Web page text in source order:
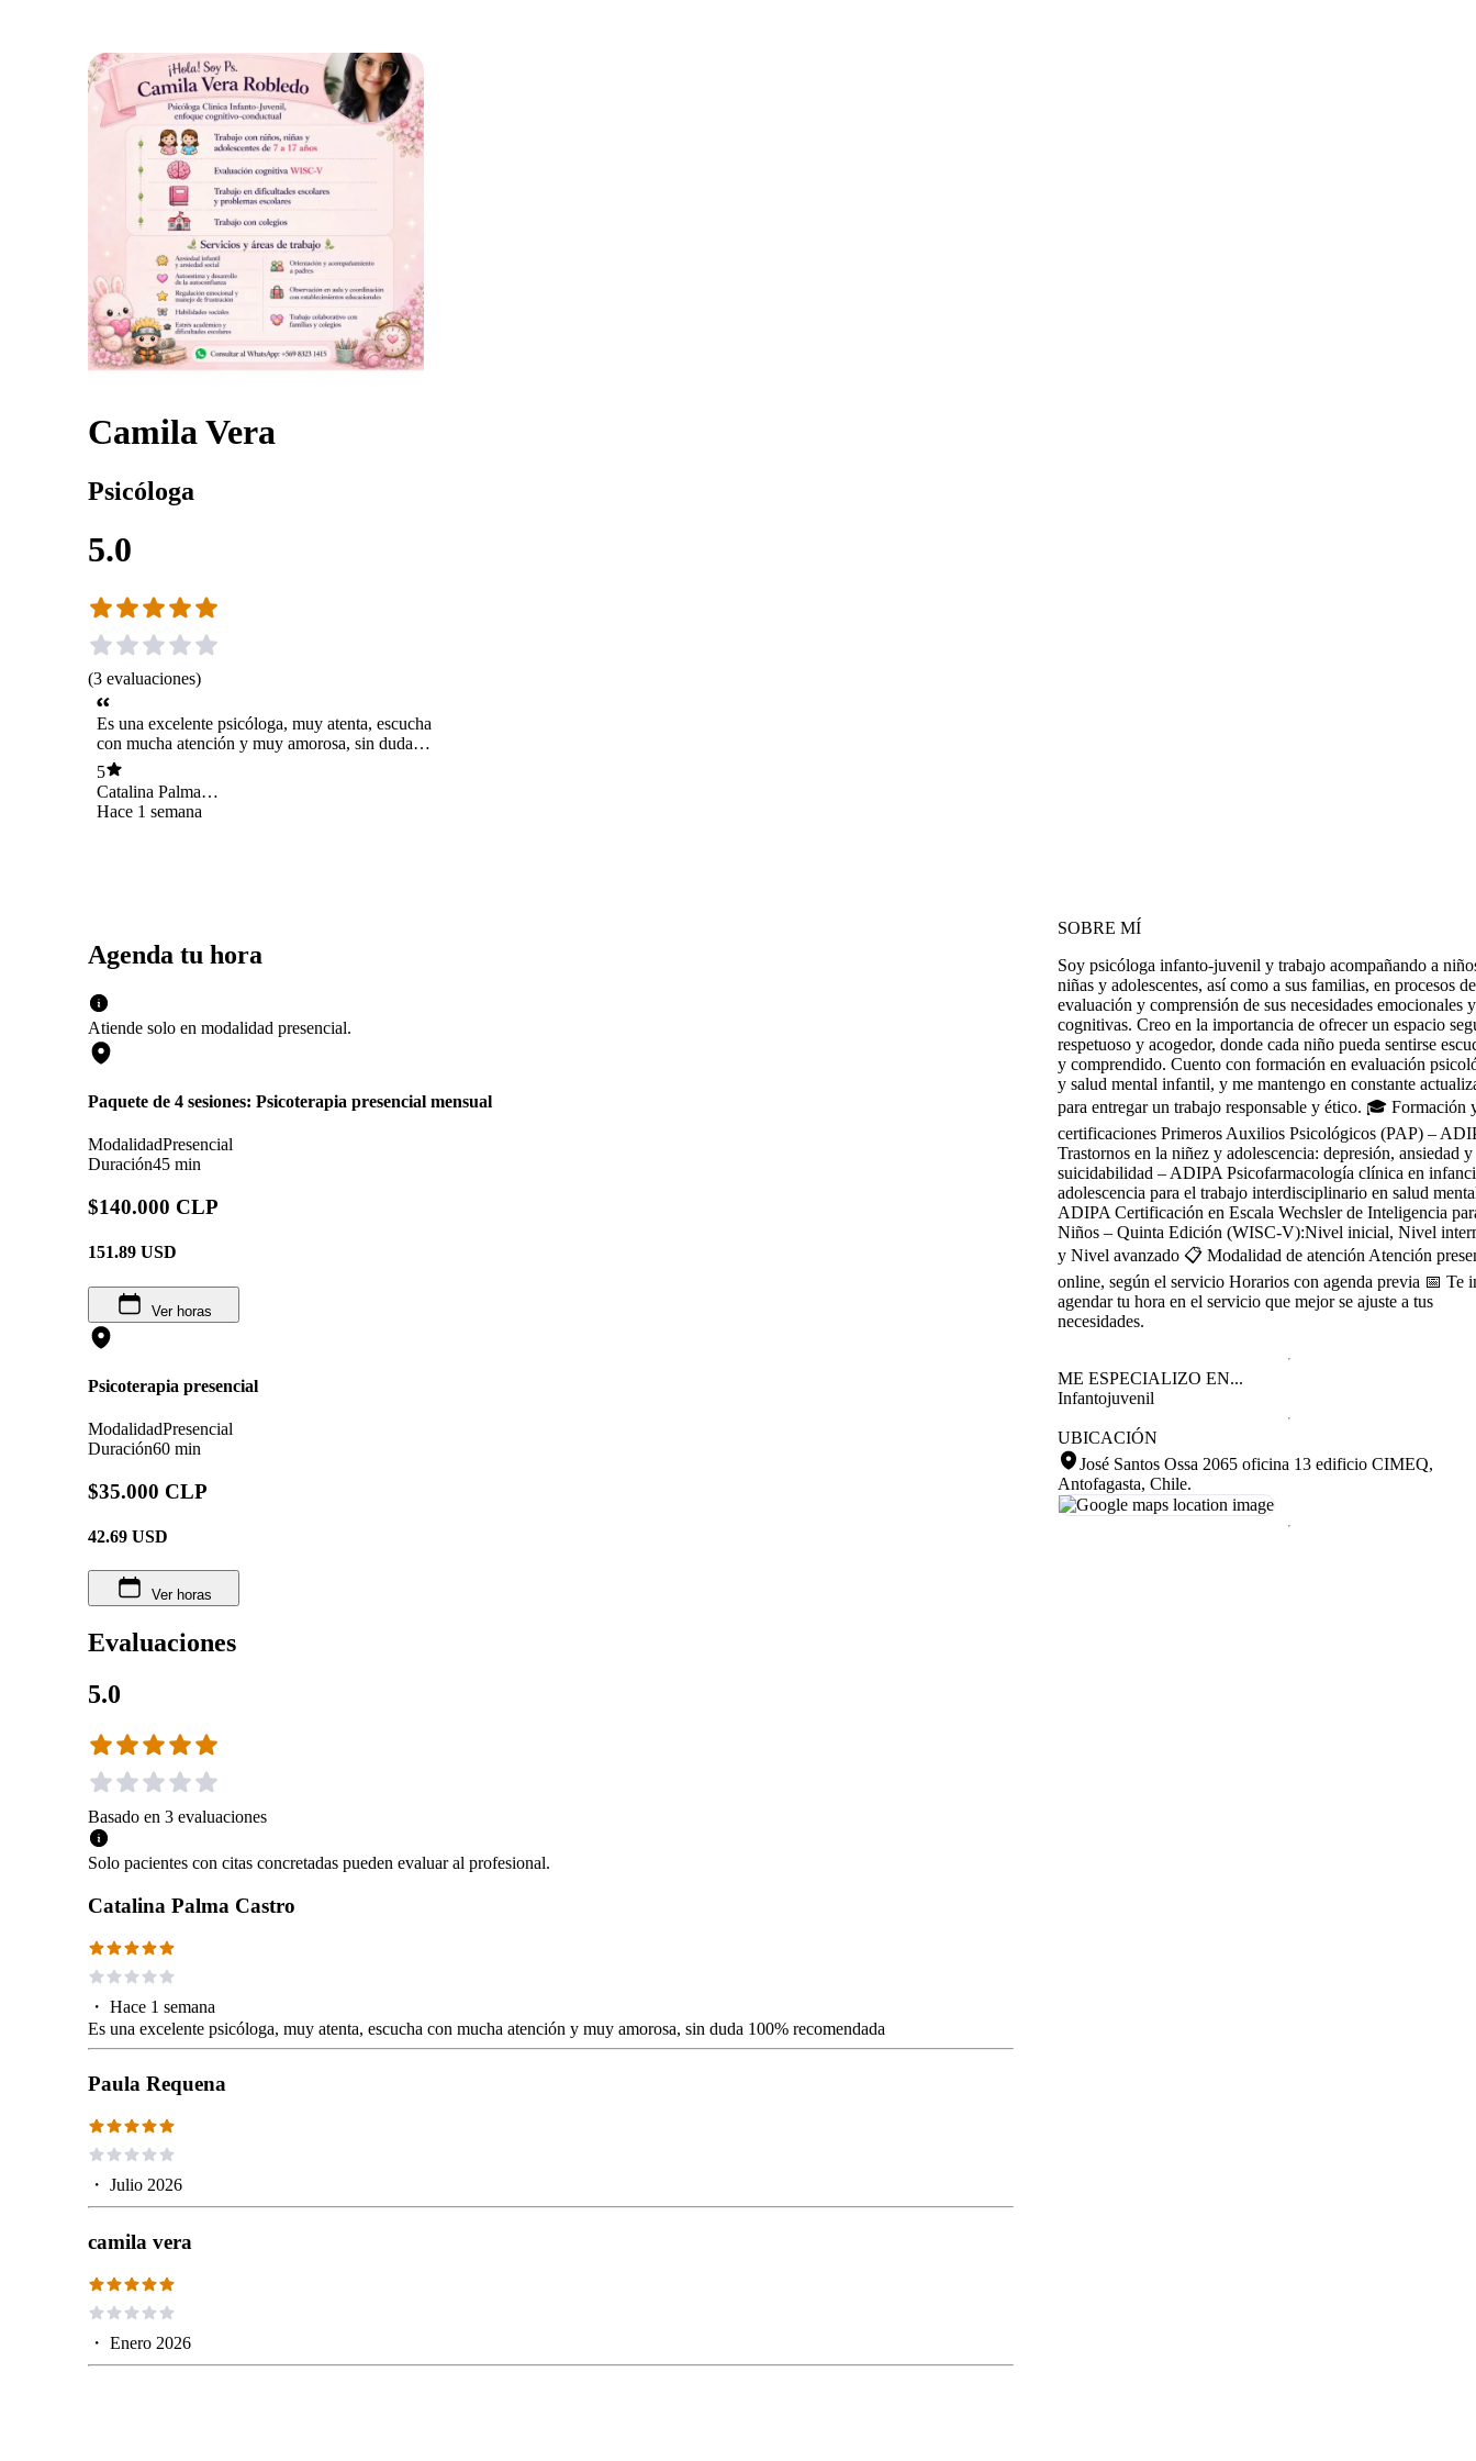
Camila Vera
Psicóloga
5.0
(3 evaluaciones)
Es una excelente psicóloga, muy atenta, escucha
con mucha atención y muy amorosa, sin duda
100% recomendada
5
Catalina Palma
Castro
Hace 1 semana
Agenda tu hora
Atiende solo en modalidad presencial.
Paquete de 4 sesiones: Psicoterapia presencial mensual
ModalidadPresencial
Duración45 min
$140.000 CLP
151.89 USD
Ver horas
Psicoterapia presencial
ModalidadPresencial
Duración60 min
$35.000 CLP
42.69 USD
Ver horas
Evaluaciones
5.0
Basado en 3 evaluaciones
Solo pacientes con citas concretadas pueden evaluar al profesional.
Catalina Palma Castro
・ Hace 1 semana
Es una excelente psicóloga, muy atenta, escucha con mucha atención y muy amorosa, sin duda 100% recomendada
Paula Requena
・ Julio 2026
camila vera
・ Enero 2026
SOBRE MÍ
Soy psicóloga infanto-juvenil y trabajo acompañando a
niñas y adolescentes, así como a sus familias, en procesos de
evaluación y comprensión de sus necesidades emocionales y
cognitivas. Creo en la importancia de ofrecer un espacio
respetuoso y acogedor, donde cada niño pueda sentirse
y comprendido. Cuento con formación en evaluación
y salud mental infantil, y me mantengo en constante
para entregar un trabajo responsable y ético. 🎓 Formación
certificaciones Primeros Auxilios Psicológicos (PAP) –
Trastornos en la niñez y adolescencia: depresión, ansiedad y
suicidabilidad – ADIPA Psicofarmacología clínica en
adolescencia para el trabajo interdisciplinario en salud
ADIPA Certificación en Escala Wechsler de Inteligencia
Niños – Quinta Edición (WISC-V):Nivel inicial, Nivel
y Nivel avanzado 📋 Modalidad de atención Atención
online, según el servicio Horarios con agenda previa 📅 Te
agendar tu hora en el servicio que mejor se ajuste a tus
necesidades.
ME ESPECIALIZO EN...
Infantojuvenil
UBICACIÓN
José Santos Ossa 2065 oficina 13 edificio CIMEQ,
Antofagasta, Chile.